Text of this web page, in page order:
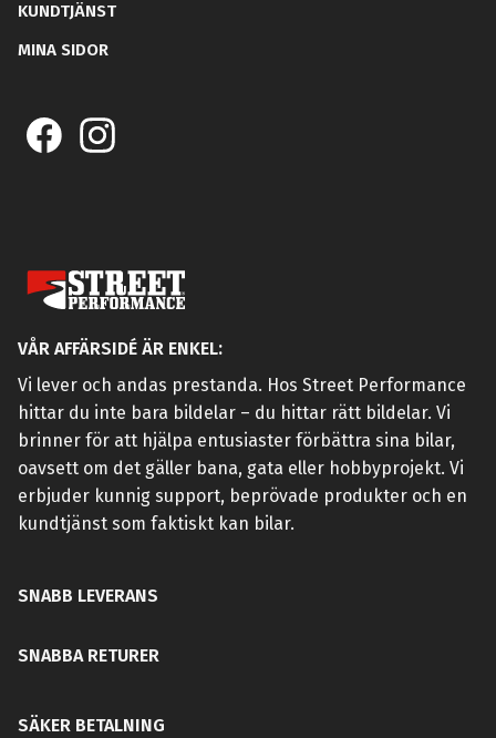
KUNDTJÄNST
MINA SIDOR
VÅR AFFÄRSIDÉ ÄR ENKEL:
Vi lever och andas prestanda. Hos Street Performance
hittar du inte bara bildelar – du hittar rätt bildelar. Vi
brinner för att hjälpa entusiaster förbättra sina bilar,
oavsett om det gäller bana, gata eller hobbyprojekt. Vi
erbjuder kunnig support, beprövade produkter och en
kundtjänst som faktiskt kan bilar.
SNABB LEVERANS
SNABBA RETURER
SÄKER BETALNING